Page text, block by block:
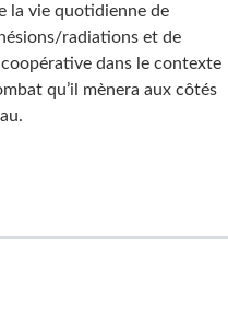
la vie quotidienne de
radiations et de
dans le contexte
qu’il mènera aux côtés